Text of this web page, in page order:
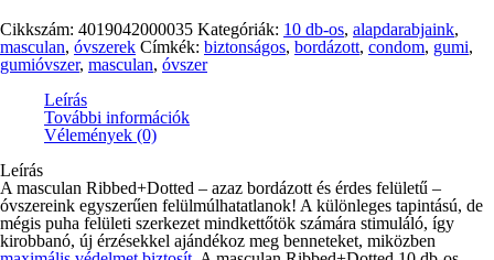
-
10
db/doboz
mennyiség
Cikkszám: 4019042000035 Kategóriák: 10 db-os, alapdarabjaink,
masculan, óvszerek Címkék: biztonságos, bordázott, condom, gumi,
gumióvszer, masculan, óvszer
Leírás
További információk
Vélemények (0)
Leírás
A masculan Ribbed+Dotted – azaz bordázott és érdes felületű –
óvszereink egyszerűen felülmúlhatatlanok! A különleges tapintású, de
mégis puha felületi szerkezet mindkettőtök számára stimuláló, így
kirobbanó, új érzésekkel ajándékoz meg benneteket, miközben